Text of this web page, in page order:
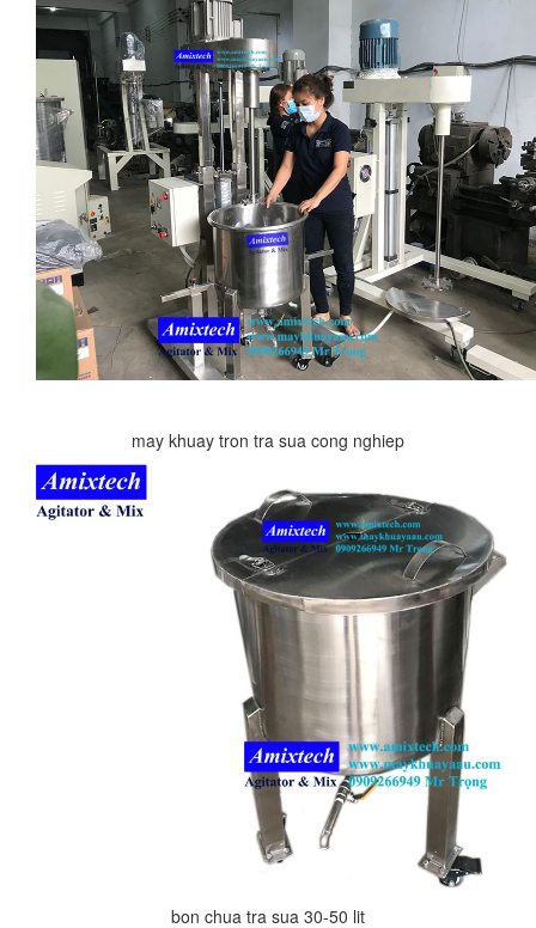
may khuay tron tra sua cong nghiep
bon chua tra sua 30-50 lit